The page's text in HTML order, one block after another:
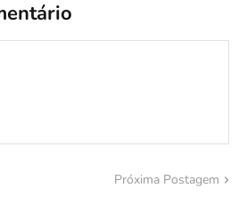
Próxima Postagem